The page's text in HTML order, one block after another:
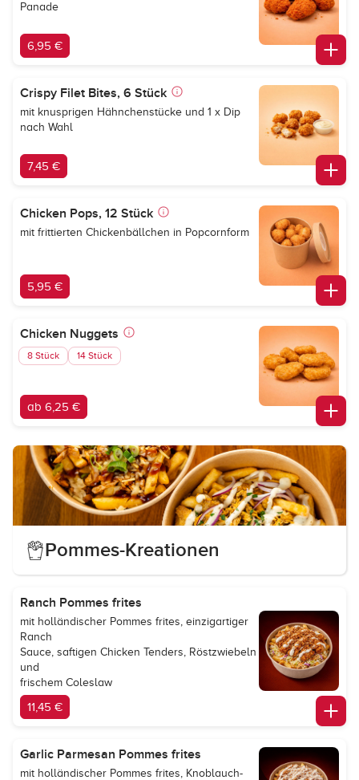
Panade
6,95 €
Crispy Filet Bites, 6 Stück
mit knusprigen Hähnchenstücke und 1 x Dip
nach Wahl
7,45 €
Chicken Pops, 12 Stück
mit frittierten Chickenbällchen in Popcornform
5,95 €
Chicken Nuggets
8 Stück 14 Stück
ab 6,25 €
Pommes-Kreationen
Ranch Pommes frites
mit holländischer Pommes frites, einzigartiger
Ranch
Sauce, saftigen Chicken Tenders, Röstzwiebeln
und
frischem Coleslaw
11,45 €
Garlic Parmesan Pommes frites
mit holländischer Pommes frites, Knoblauch-